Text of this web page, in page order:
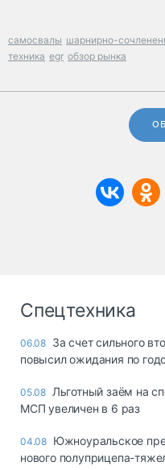
самосвалы шарнирно-
техника egr обзор рынка
Спецтехника
06.08 За счет сильного
повысил ожидания по
05.08 Льготный заём на
МСП увеличен в 6 раз
04.08 Южноуральское
нового полуприцепа-